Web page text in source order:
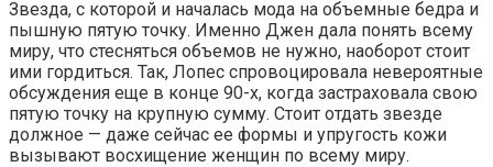
Звезда, с которой и началась мода на объемные бедра и
пышную пятую точку. Именно Джен дала понять всему
миру, что стесняться объемов не нужно, наоборот стоит
ими гордиться. Так, Лопес спровоцировала невероятные
обсуждения еще в конце 90-х, когда застраховала свою
пятую точку на крупную сумму. Стоит отдать звезде
должное — даже сейчас ее формы и упругость кожи
вызывают восхищение женщин по всему миру.